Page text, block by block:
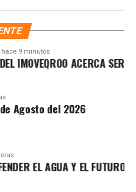
y las inversiones federales
el gobierno de López
deben consolidarse
social.
hace 9 minutos
ACERCA
Agosto del 2026
EL AGUA Y EL FUTURO DE